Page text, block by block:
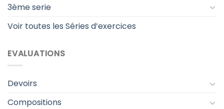
3ème serie
Voir toutes les Séries d’exercices
EVALUATIONS
Devoirs
Compositions